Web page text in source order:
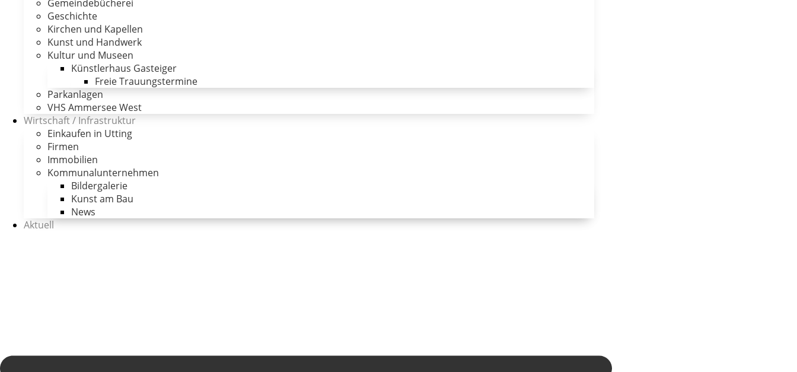
Gemeindebücherei
Geschichte
Kirchen und Kapellen
Kunst und Handwerk
Kultur und Museen
Künstlerhaus Gasteiger
Freie Trauungstermine
Parkanlagen
VHS Ammersee West
Wirtschaft / Infrastruktur
Einkaufen in Utting
Firmen
Immobilien
Kommunalunternehmen
Bildergalerie
Kunst am Bau
News
Aktuell